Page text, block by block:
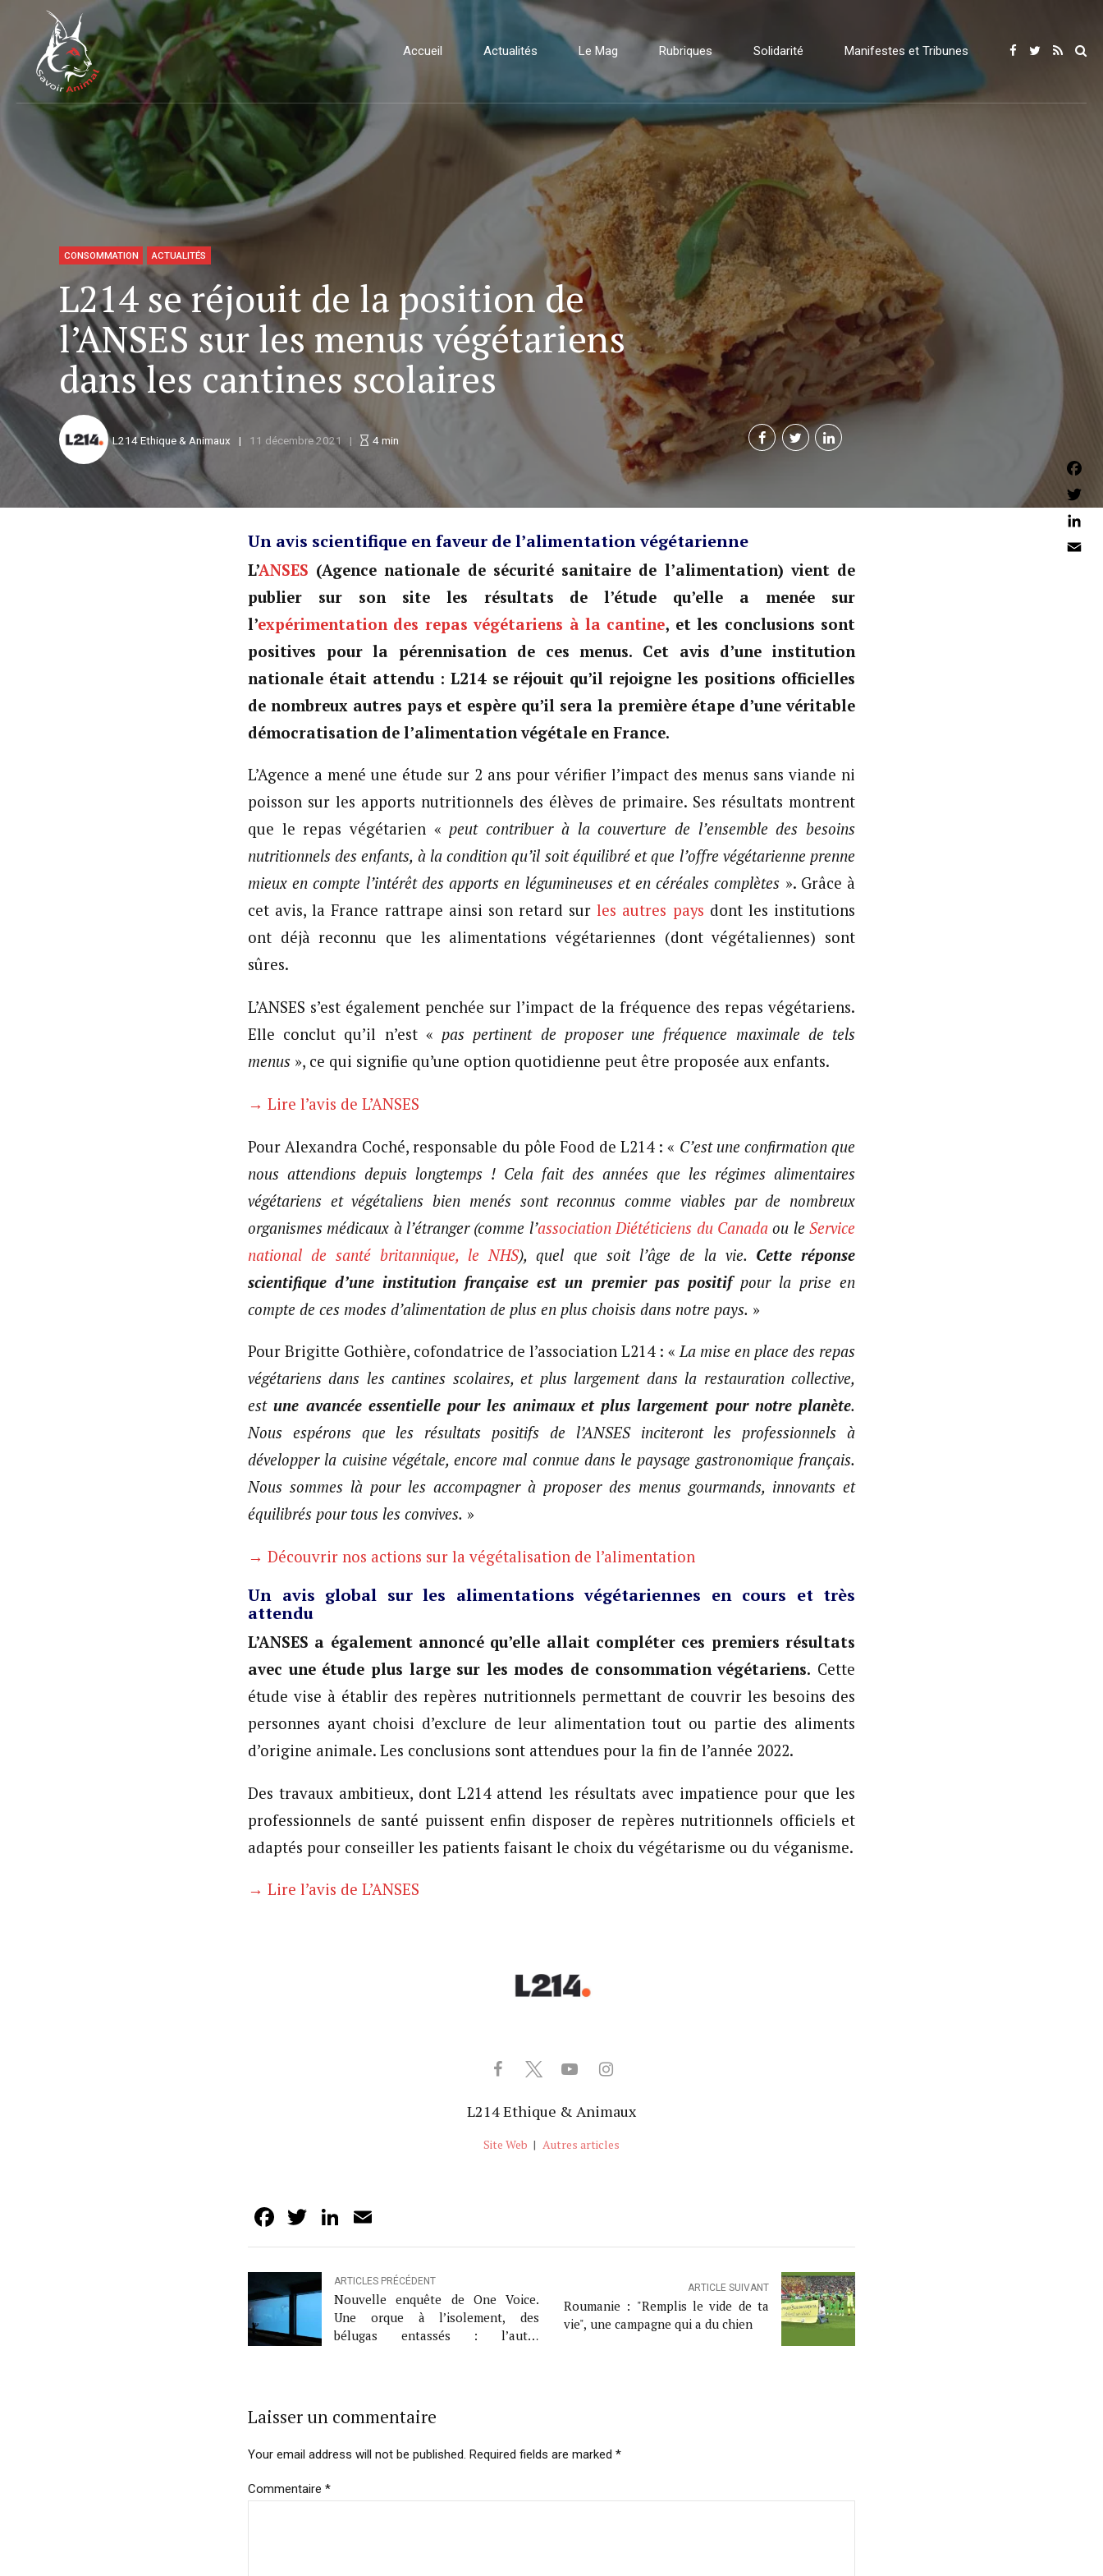
Accueil Actualités Le Mag Rubriques Solidarité Manifestes et Tribunes
CONSOMMATION ACTUALITÉS
L214 se réjouit de la position de
l’ANSES sur les menus végétariens
dans les cantines scolaires
L214 Ethique & Animaux 11 décembre 2021 4min
Un avis scientifique en faveur de l’alimentation végétarienne
L’ANSES (Agence nationale de sécurité sanitaire de l’alimentation) vient de
publier sur son site les résultats de l’étude qu’elle a menée sur
l’expérimentation des repas végétariens à la cantine, et les conclusions sont
positives pour la pérennisation de ces menus. Cet avis d’une institution
nationale était attendu : L214 se réjouit qu’il rejoigne les positions officielles
de nombreux autres pays et espère qu’il sera la première étape d’une véritable
démocratisation de l’alimentation végétale en France.
L’Agence a mené une étude sur 2 ans pour vérifier l’impact des menus sans viande ni
poisson sur les apports nutritionnels des élèves de primaire. Ses résultats montrent
que le repas végétarien «peut contribuer à la couverture de l’ensemble des besoins
nutritionnels des enfants, à la condition qu’il soit équilibré et que l’offre végétarienne prenne
mieux en compte l’intérêt des apports en légumineuses et en céréales complètes ». Grâce à
cet avis, la France rattrape ainsi son retard surles autres pays dont les institutions
ont déjà reconnu que les alimentations végétariennes (dont végétaliennes) sont
sûres.
L’ANSES s’est également penchée sur l’impact de la fréquence des repas végétariens.
Elle conclut qu’il n’est «pas pertinent de proposer une fréquence maximale de tels
menus », ce qui signifie qu’une option quotidienne peut être proposée aux enfants.
→ Lire l’avis de L’ANSES
Pour Alexandra Coché, responsable du pôle Food de L214 : « C’est une confirmation que
nous attendions depuis longtemps ! Cela fait des années que les régimes alimentaires
végétariens et végétaliens bien menés sont reconnus comme viables par de nombreux
organismes médicaux à l’étranger (comme l’association Diététiciens du Canadaou leService
national de santé britannique, le NHS), quel que soit l’âge de la vie. Cette réponse
scientifique d’une institution française est un premier pas positifpour la prise en
compte de ces modes d’alimentation de plus en plus choisis dans notre pays. »
Pour Brigitte Gothière, cofondatrice de l’association L214 : «La mise en place des repas
végétariens dans les cantines scolaires, et plus largement dans la restauration collective,
estune avancée essentielle pour les animaux et plus largement pour notre planète.
Nous espérons que les résultats positifs de l’ANSES inciteront les professionnels à
développer la cuisine végétale, encore mal connue dans le paysage gastronomique français.
Nous sommes là pour les accompagner à proposer des menus gourmands, innovants et
équilibrés pour tous les convives. »
→ Découvrir nos actions sur la végétalisation de l’alimentation
Un avis global sur les alimentations végétariennes en cours et très
attendu
L’ANSES a également annoncé qu’elle allait compléter ces premiers résultats
avec une étude plus large sur les modes de consommation végétariens. Cette
étude vise à établir des repères nutritionnels permettant de couvrir les besoins des
personnes ayant choisi d’exclure de leur alimentation tout ou partie des aliments
d’origine animale. Les conclusions sont attendues pour la fin de l’année 2022.
Des travaux ambitieux, dont L214 attend les résultats avec impatience pour que les
professionnels de santé puissent enfin disposer de repères nutritionnels officiels et
adaptés pour conseiller les patients faisant le choix du végétarisme ou du véganisme.
→ Lire l’avis de L’ANSES
L214 Ethique & Animaux
Site Web | Autres articles
Facebook
TwitterLinkedIn
ARTICLES PRÉCÉDENT
Nouvelle enquête de One Voice.
Une orque à l’isolement, des
bélugas entassés : l’autre
ARTICLE SUIVANT
Roumanie : "Remplis le vide de ta
vie", une campagne qui a du chien
Laisser un commentaire
Your email address will not be published. Required fields are marked *
Commentaire *
Twitter